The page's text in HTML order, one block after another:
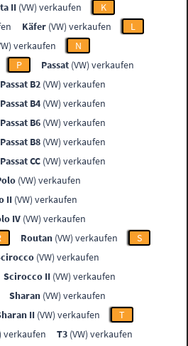
II (VW) verkaufen
K
Käfer (VW) verkaufen
L
verkaufen
N
P Passat (VW) verkaufen
Passat B2 (VW) verkaufen
Passat B4 (VW) verkaufen
Passat B6 (VW) verkaufen
Passat B8 (VW) verkaufen
Passat CC (VW) verkaufen
(VW) verkaufen
II (VW) verkaufen
IV (VW) verkaufen
Routan (VW) verkaufen
S
(VW) verkaufen
Scirocco II (VW) verkaufen
Sharan (VW) verkaufen
II (VW) verkaufen
T
verkaufen T3 (VW) verkaufen